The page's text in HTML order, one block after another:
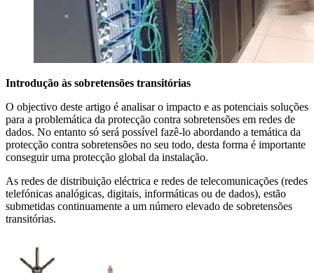
Introdução às sobretensões transitórias
O objectivo deste artigo é analisar o impacto e as potenciais soluções
para a problemática da protecção contra sobretensões em redes de
dados. No entanto só será possível fazê-lo abordando a temática da
protecção contra sobretensões no seu todo, desta forma é importante
conseguir uma protecção global da instalação.
As redes de distribuição eléctrica e redes de telecomunicações (redes
telefónicas analógicas, digitais, informáticas ou de dados), estão
submetidas continuamente a um número elevado de sobretensões
transitórias.